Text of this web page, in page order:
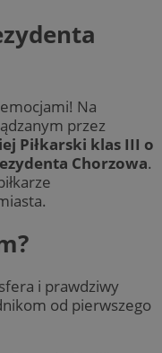
Na
przez
Piłkarski klas III o
Chorzowa.
i prawdziwy
od pierwszego